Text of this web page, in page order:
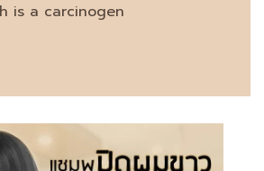
is a carcinogen